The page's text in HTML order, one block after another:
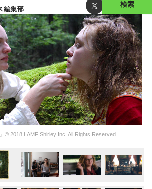
検索
編集部
© 2018 LAMF Shirley Inc. All Rights Reserved